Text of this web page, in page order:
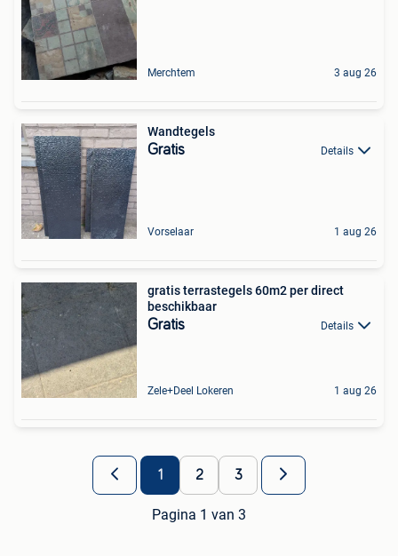
Merchtem 3 aug 26
Wandtegels
Gratis Details
Vorselaar 1 aug 26
gratis terrastegels 60m2 per direct
beschikbaar
Gratis Details
Zele+Deel Lokeren 1 aug 26
1 2 3
Pagina 1 van 3